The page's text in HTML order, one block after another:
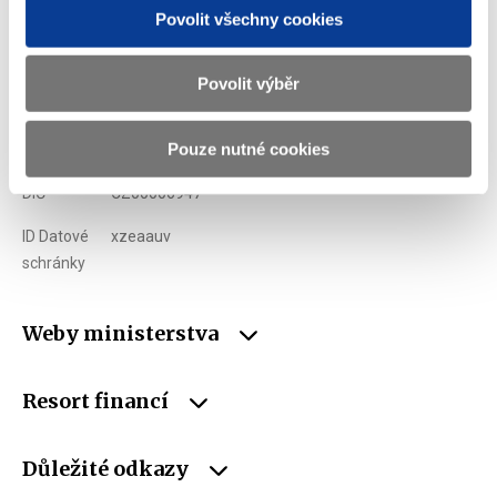
Povolit všechny cookies
Povolit výběr
Pouze nutné cookies
Letenská 15, 118 10 Praha
Telefon
E-mail
00006947
DIČ CZ00006947
ID Datové
schránky
xzeaauv
Weby ministerstva
Resort financí
Důležité odkazy